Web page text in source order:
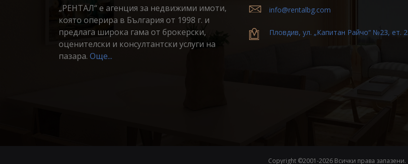
„РЕНТАЛ“ е агенция за недвижими имоти,
която оперира в България от 1998 г. и
предлага широка гама от брокерски,
оценителски и консултантски услуги на
пазара. Още...
info@rentalbg.com
Пловдив, ул. „Капитан Райчо“ №23, ет. 2
Copyright ©2001-2026 Всички права запазени.